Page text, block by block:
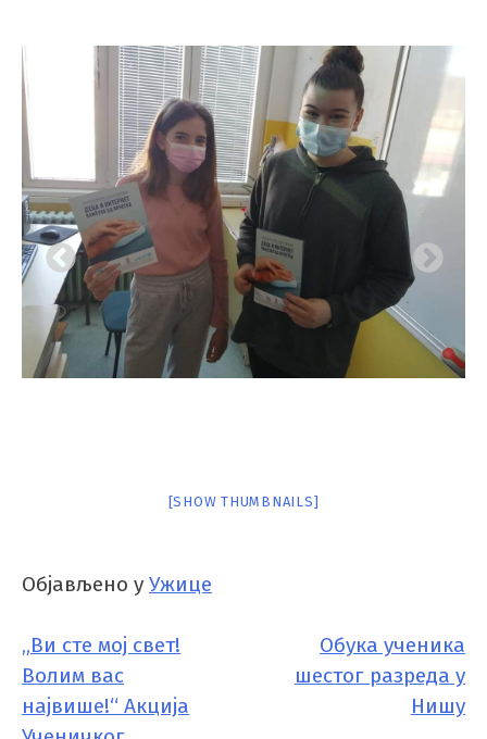
[SHOW THUMBNAILS]
Објављено у Ужице
КРЕТАЊЕ
ЧЛАНКА
„Ви сте мој свет!
Волим вас
највише!“ Акција
Обука ученика
шестог разреда у
Нишу